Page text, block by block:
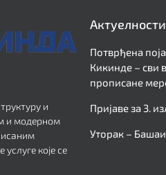
и
и модерном
које се
Актуелности
Потврђена
Кикинде – сви
прописане
Пријаве за 3.
Уторак –